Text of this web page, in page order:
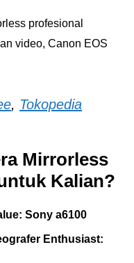
profesional
video, Canon EOS
, Tokopedia
Mirrorless
Kalian?
Sony a6100
Enthusiast: